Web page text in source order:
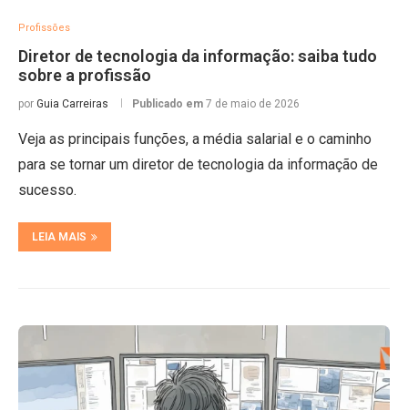
Profissões
Diretor de tecnologia da informação: saiba tudo
sobre a profissão
por Guia Carreiras Publicado em 7 de maio de 2026
Veja as principais funções, a média salarial e o caminho
para se tornar um diretor de tecnologia da informação de
sucesso.
LEIA MAIS